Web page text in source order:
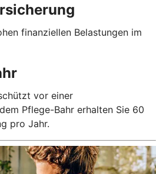
finanziellen Belastungen im
vor einer
Pflege-Bahr erhalten Sie 60
pro Jahr.